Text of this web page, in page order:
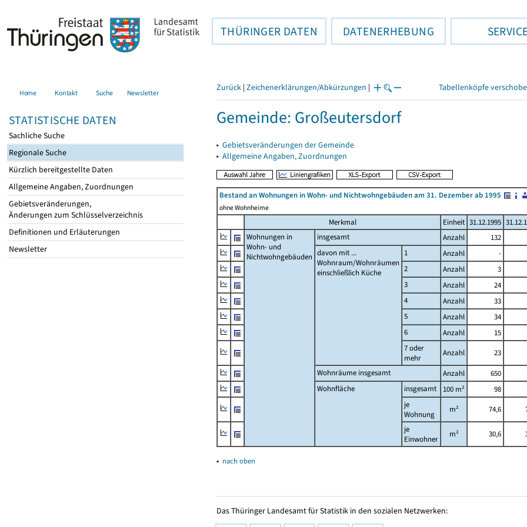
THÜRINGER DATEN DATENERHEBUNG
Home Kontakt Suche Newsletter
STATISTISCHE DATEN
Sachliche Suche
Regionale Suche
Kürzlich bereitgestellte Daten
Allgemeine Angaben, Zuordnungen
Gebietsveränderungen,
Änderungen zum Schlüsselverzeichnis
Definitionen und Erläuterungen
Newsletter
Zurück | Zeichenerklärungen/Abkürzungen | Tabellenköpfe
Gemeinde: Großeutersdorf
▸ Gebietsveränderungen der Gemeinde
▸ Allgemeine Angaben, Zuordnungen
Bestand an Wohnungen in Wohn- und Nichtwohngebäuden am 31. Dezember ab 1995
ohne Wohnheime
Merkmal Einheit 31.12.1995
Wohnungen in
Wohn- und
Nichtwohngebäuden
insgesamt Anzahl 132
davon mit ...
Wohnraum/Wohnräumen
einschließlich Küche
1 Anzahl -
2
Anzahl 3
3
Anzahl 24
4
Anzahl 33
5
Anzahl 34
6
Anzahl 15
7 oder
mehr
Anzahl 23
Wohnräume insgesamt
Anzahl 650
Wohnfläche
insgesamt 100 m² 98
je
Wohnung
m² 74,6
je
Einwohner
m² 30,6
▴ nach oben
Das Thüringer Landesamt für Statistik in den sozialen Netzwerken: